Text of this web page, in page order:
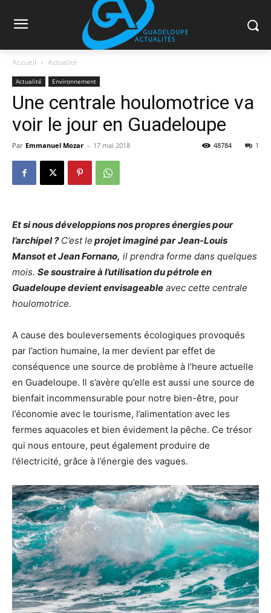
Accueil Actualité
Actualité Environnement
Une centrale houlomotrice va
voir le jour en Guadeloupe
Par Emmanuel Mozar - 17 mai 2018 1
48784
Et si nous développions nos propres énergies pour
l’archipel ?C’est le projet imaginé par Jean-Louis
Mansot et Jean Fornano, il prendra forme dans quelques
mois. Se soustraire à l’utilisation du pétrole en
Guadeloupe devient envisageable avec cette centrale
houlomotrice.
A cause des bouleversements écologiques provoqués
par l’action humaine, la mer devient par effet de
conséquence une source de problème à l’heure actuelle
en Guadeloupe. Il s’avère qu’elle est aussi une source de
bienfait incommensurable pour notre bien-être, pour
l’économie avec le tourisme, l’alimentation avec les
fermes aquacoles et bien évidement la pêche. Ce trésor
qui nous entoure, peut également produire de
l’électricité, grâce à l’énergie des vagues.